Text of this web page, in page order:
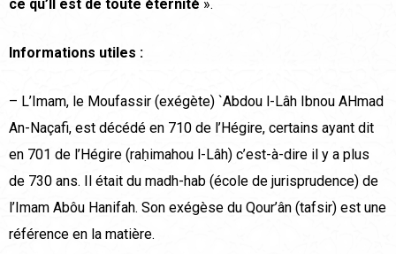
ce qu’Il est de toute éternité ».
Informations utiles :
– L’Imam, le Moufassir (exégète) `Abdou l-Lâh Ibnou AHmad
An-Naçafi, est décédé en 710 de l’Hégire, certains ayant dit
en 701 de l’Hégire (raḥimahou l-Lâh) c’est-à-dire il y a plus
de 730 ans. Il était du madh-hab (école de jurisprudence) de
l’Imam Abôu Hanifah. Son exégèse du Qour’ân (tafsir) est une
référence en la matière.